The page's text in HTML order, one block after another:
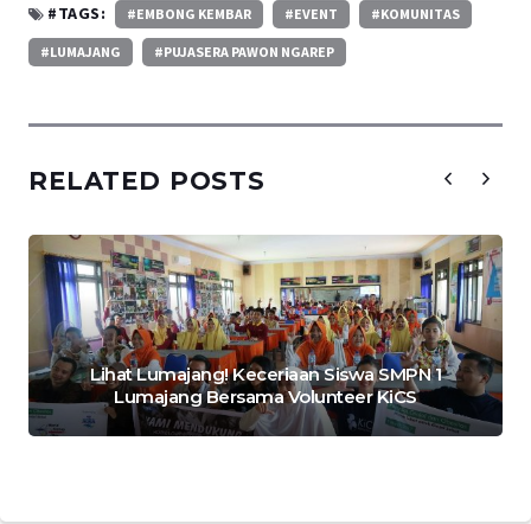
#TAGS: #EMBONG KEMBAR #EVENT #KOMUNITAS
#LUMAJANG #PUJASERA PAWON NGAREP
RELATED POSTS
Lihat Lumajang! Keceriaan Siswa SMPN 1
Lumajang Bersama Volunteer KiCS